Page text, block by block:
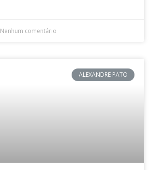
Nenhum comentário
ALEXANDRE PATO